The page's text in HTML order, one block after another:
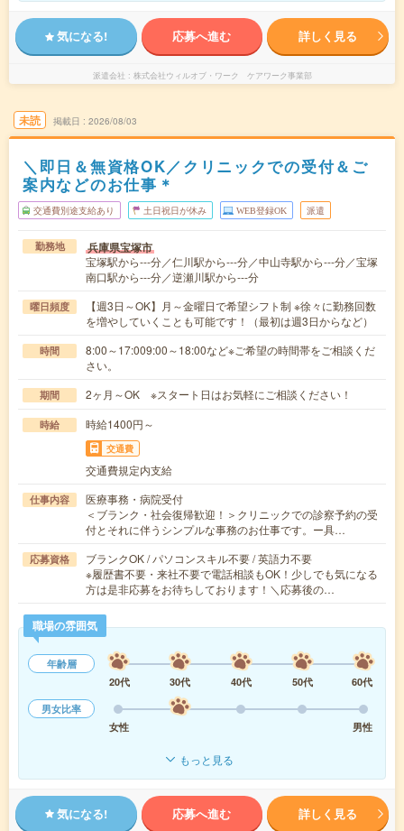
気になる! 応募へ進む 詳しく見る
派遣会社 株式会社ウィルオブ・ワーク ケアワーク事業部
未読 掲載日 2026/08/03
＼即日＆無資格OK／クリニックでの受付＆ご
案内などのお仕事＊
交通費別途支給あり 土日祝日が休み WEB登録OK 派遣
勤務地 兵庫県宝塚市
宝塚駅から---分／仁川駅から---分／中山寺駅から---分／宝塚
南口駅から---分／逆瀬川駅から---分
曜日頻度
【週3日～OK】月～金曜日で希望シフト制 ※徐々に勤務回数
を増やしていくことも可能です！（最初は週3日からなど）
時間
8:00～17:009:00～18:00など※ご希望の時間帯をご相談くだ
さい。
期間 2ヶ月～OK ※スタート日はお気軽にご相談ください！
時給 時給1400円～
交通費
交通費規定内支給
仕事内容
医療事務・病院受付
＜ブランク・社会復帰歓迎！＞クリニックでの診察予約の受
付とそれに伴うシンプルな事務のお仕事です。ー具…
応募資格
ブランクOK / パソコンスキル不要 / 英語力不要
※履歴書不要・来社不要で電話相談もOK！少しでも気になる
方は是非応募をお待ちしております！＼応募後の…
職場の雰囲気
年齢層
20代
30代 40代 50代
60代
男女比率
女性
男性
もっと見る
気になる! 応募へ進む 詳しく見る